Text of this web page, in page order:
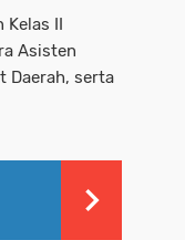
Kelas II
Asisten
Daerah, serta